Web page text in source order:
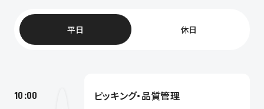
平日 休日
10:00 ピッキング・品質管理